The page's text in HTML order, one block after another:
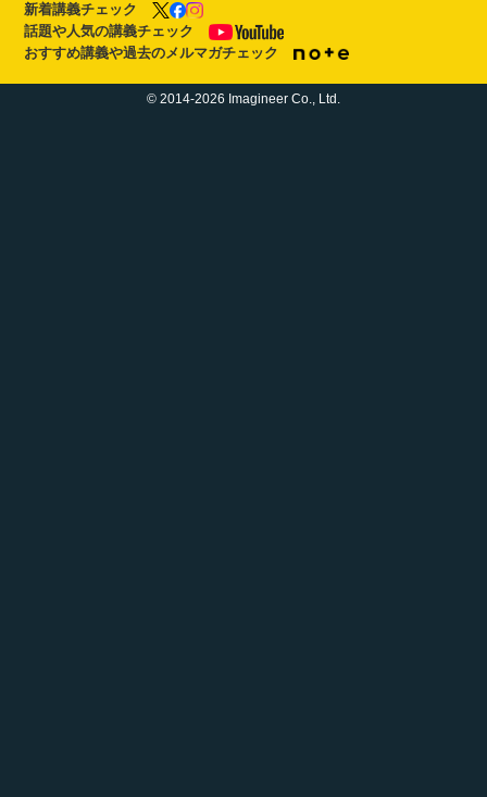
新着講義チェック
話題や人気の講義チェック
おすすめ講義や過去のメルマガチェック
© 2014-2026 Imagineer Co., Ltd.